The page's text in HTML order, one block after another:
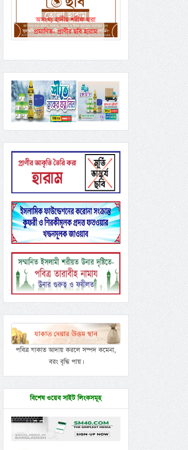
অসংখ্য হাদীছ শরীফ দ্বারা
প্রমাণিত- প্রাণীর ছবি হারাম
একই রানওয়েতে
বেসামরিক ফ্লাইট!
পবিত্র যাকাত আদায় করলে সম্পদ কমেনা,
বরং বৃদ্ধি পায়।
বিশেষ ওয়েব সাইট লিংকসমূহ